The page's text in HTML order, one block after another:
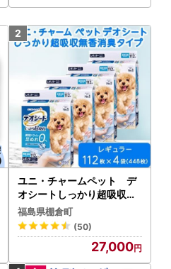
ユニ・チャームペット デ
オシートしっかり超吸収無
香消臭タイプ レギュラー1
12枚×4(448枚)_ ペットシ
ーツ 犬 ドッグ 日用品 消耗
品 福島県 棚倉町 送料無料 _
【1043195】
福島県棚倉町
(50)
27,000